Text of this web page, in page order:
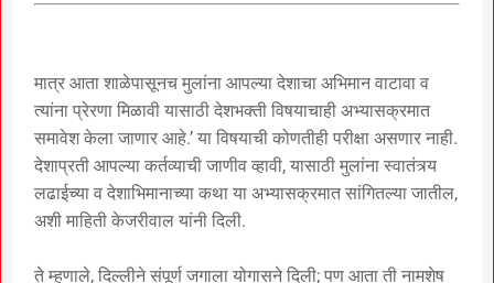
मात्र आता शाळेपासूनच मुलांना आपल्या देशाचा अभिमान वाटावा व
त्यांना प्रेरणा मिळावी यासाठी देशभक्ती विषयाचाही अभ्यासक्रमात
समावेश केला जाणार आहे.’ या विषयाची कोणतीही परीक्षा असणार नाही.
देशाप्रती आपल्या कर्तव्याची जाणीव व्हावी, यासाठी मुलांना स्वातंत्र्य
लढाईच्या व देशाभिमानाच्या कथा या अभ्यासक्रमात सांगितल्या जातील,
अशी माहिती केजरीवाल यांनी दिली.
ते म्हणाले, दिल्लीने संपूर्ण जगाला योगासने दिली; पण आता ती नामशेष